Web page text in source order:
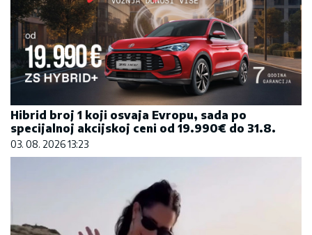
Hibrid broj 1 koji osvaja Evropu, sada po
specijalnoj akcijskoj ceni od 19.990€ do 31.8.
03. 08. 2026 13:23